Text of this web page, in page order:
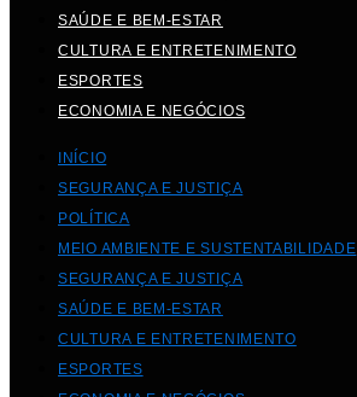
SAÚDE E BEM-ESTAR
CULTURA E ENTRETENIMENTO
ESPORTES
ECONOMIA E NEGÓCIOS
INÍCIO
SEGURANÇA E JUSTIÇA
POLÍTICA
MEIO AMBIENTE E SUSTENTABILIDADE
SEGURANÇA E JUSTIÇA
SAÚDE E BEM-ESTAR
CULTURA E ENTRETENIMENTO
ESPORTES